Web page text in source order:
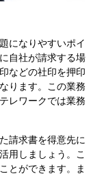
になりやすいポイ
自社が請求する場
などの社印を押印
ります。この業務
レワークでは業務
請求書を得意先に
用しましょう。こ
とができます。ま